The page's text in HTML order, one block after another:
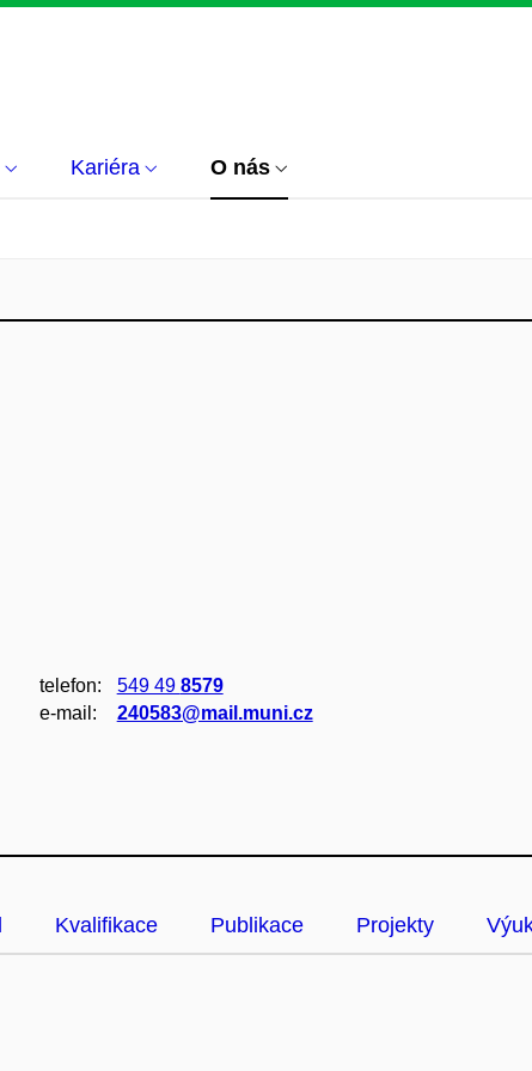
Kariéra O nás
telefon: 549 49 8579
e‑mail:
240583@mail.muni.cz
Kvalifikace Publikace Projekty